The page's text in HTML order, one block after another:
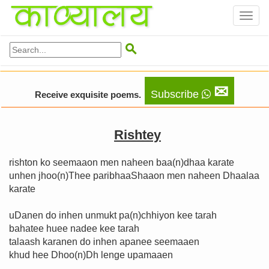

Receive exquisite poems. Subscribe ✉
Rishtey
rishton ko seemaaon men naheen baa(n)dhaa karate
unhen jhoo(n)Thee paribhaaShaaon men naheen Dhaalaa
karate
uDanen do inhen unmukt pa(n)chhiyon kee tarah
bahatee huee nadee kee tarah
talaash karanen do inhen apanee seemaaen
khud hee Dhoo(n)Dh lenge upamaaen